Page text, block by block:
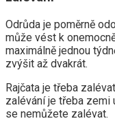
Odrůda je poměrně
může vést k
maximálně jednou
zvýšit až dvakrát.
Rajčata je třeba
zalévání je třeba zemi
se nemůžete zalévat.